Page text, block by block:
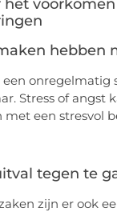
hebben
onregelmatig
Stress of angst
een stresvol
tegen te
zijn er ook